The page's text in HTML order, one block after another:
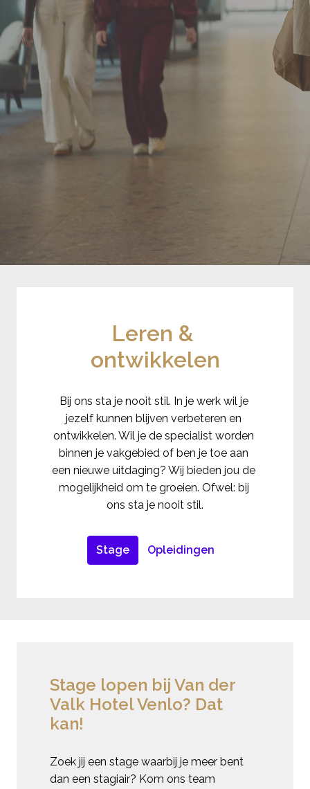
Leren &
ontwikkelen
Bij ons sta je nooit stil. In je werk wil je
jezelf kunnen blijven verbeteren en
ontwikkelen. Wil je de specialist worden
binnen je vakgebied of ben je toe aan
een nieuwe uitdaging? Wij bieden jou de
mogelijkheid om te groeien. Ofwel: bij
ons sta je nooit stil.
Stage Opleidingen
Stage lopen bij Van der
Valk Hotel Venlo? Dat
kan!
Zoek jij een stage waarbij je meer bent
dan een stagiair? Kom ons team